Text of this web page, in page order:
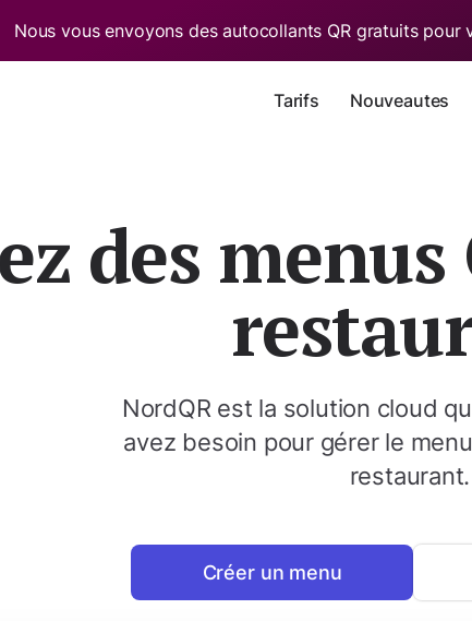
Nous vous envoyons des autocollants QR gratuits pour
Tarifs Nouveautes
des
NordQR est la solution cloud
avez besoin pour gérer le
restaurant.
Créer un menu